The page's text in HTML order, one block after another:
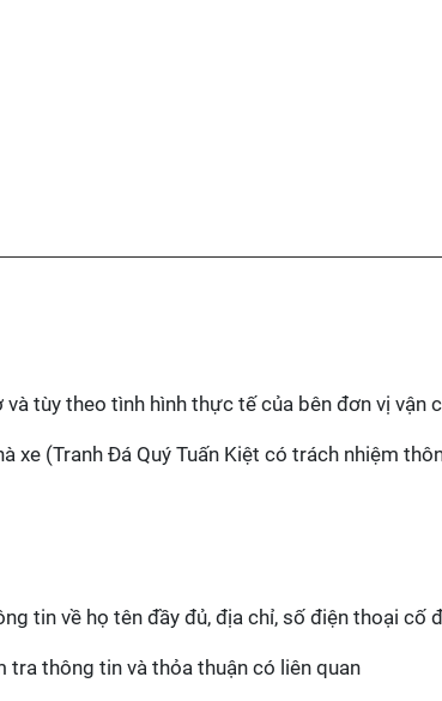
tùy theo tình hình thực tế của bên đơn vị vận
xe (Tranh Đá Quý Tuấn Kiệt có trách nhiệm
tin về họ tên đầy đủ, địa chỉ, số điện thoại cố
tra thông tin và thỏa thuận có liên quan